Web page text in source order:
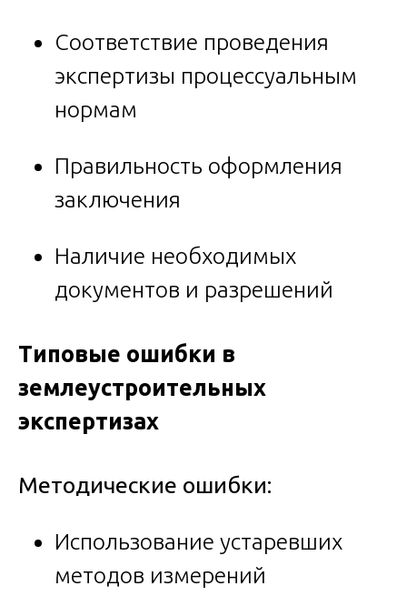
Соответствие проведения
экспертизы процессуальным
нормам
Правильность оформления
заключения
Наличие необходимых
документов и разрешений
Типовые ошибки в
землеустроительных
экспертизах
Методические ошибки:
Использование устаревших
методов измерений